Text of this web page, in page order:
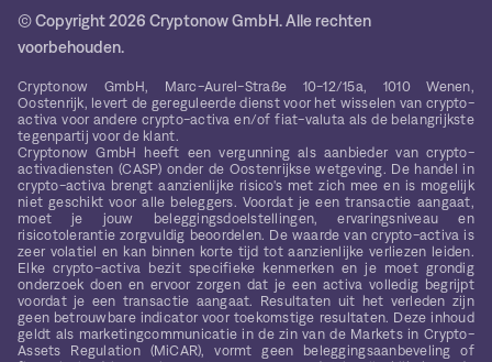
© Copyright 2026 Cryptonow GmbH. Alle rechten
voorbehouden.
Cryptonow GmbH, Marc-Aurel-Straße 10-12/15a, 1010 Wenen,
Oostenrijk, levert de gereguleerde dienst voor het wisselen van crypto-
activa voor andere crypto-activa en/of fiat-valuta als de belangrijkste
tegenpartij voor de klant.
Cryptonow GmbH heeft een vergunning als aanbieder van crypto-
activadiensten (CASP) onder de Oostenrijkse wetgeving. De handel in
crypto-activa brengt aanzienlijke risico's met zich mee en is mogelijk
niet geschikt voor alle beleggers. Voordat je een transactie aangaat,
moet je jouw beleggingsdoelstellingen, ervaringsniveau en
risicotolerantie zorgvuldig beoordelen. De waarde van crypto-activa is
zeer volatiel en kan binnen korte tijd tot aanzienlijke verliezen leiden.
Elke crypto-activa bezit specifieke kenmerken en je moet grondig
onderzoek doen en ervoor zorgen dat je een activa volledig begrijpt
voordat je een transactie aangaat. Resultaten uit het verleden zijn
geen betrouwbare indicator voor toekomstige resultaten. Deze inhoud
geldt als marketingcommunicatie in de zin van de Markets in Crypto-
Assets Regulation (MiCAR), vormt geen beleggingsaanbeveling of